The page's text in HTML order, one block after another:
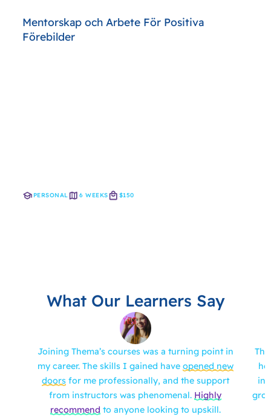
Mentorskap och Arbete För Positiva
Förebilder
PERSONAL 6 WEEKS $150
What Our Learners Say
Joining Thema’s courses was a turning point in
my career. The skills I gained have opened new
doorsfor me professionally, and the support
from instructors was phenomenal. Highly
recommend to anyone looking to upskill.